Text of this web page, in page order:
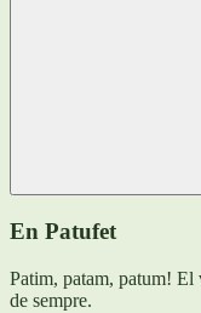
En Patufet
Patim, patam, patum! El
de sempre.